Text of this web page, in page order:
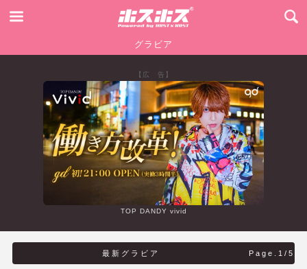
グラビア
【広 告】
TOP DANDY vivid
Page.1/5
最新グラビア